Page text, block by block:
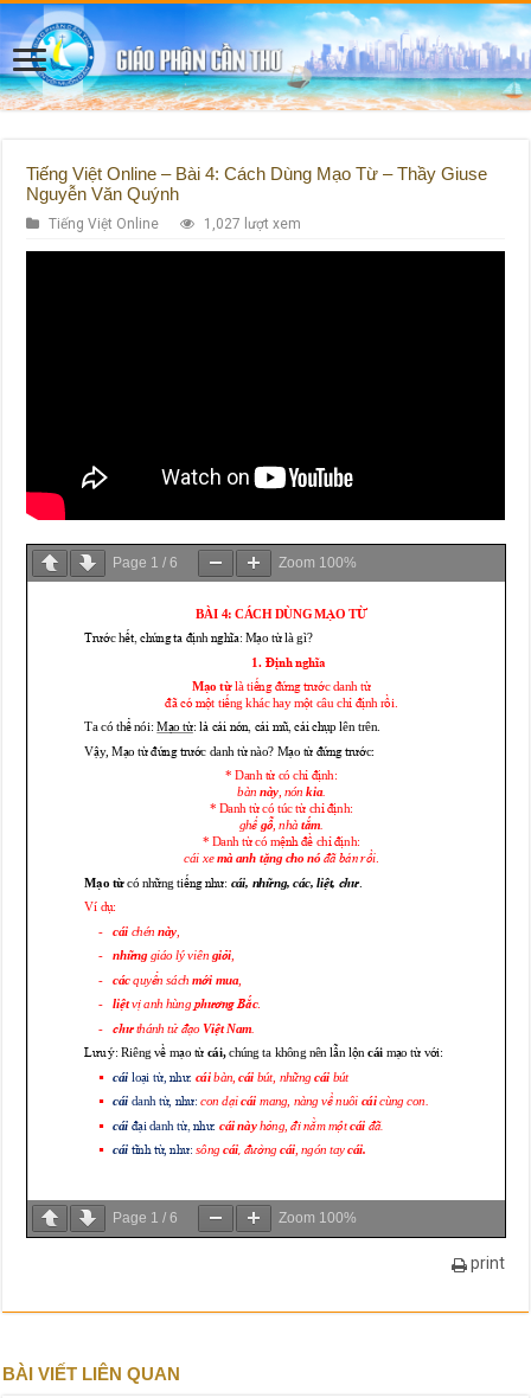
Tiếng Việt Online – Bài 4: Cách Dùng Mạo Từ – Thầy Giuse
Nguyễn Văn Quýnh
Tiếng Việt Online 1,027 lượt xem
Page 1 /6 Zoom 100%
Page 1 /6 Zoom 100%
print
BÀI VIẾT LIÊN QUAN